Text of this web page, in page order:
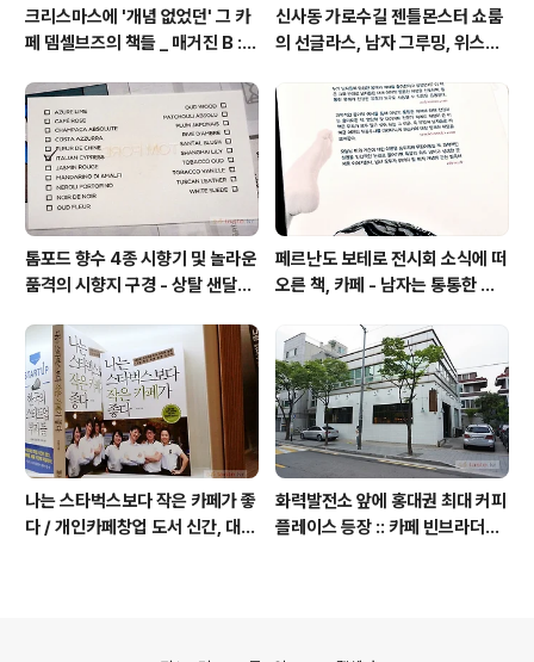
크리스마스에 '개념 없었던' 그 카
페 뎀셀브즈의 책들 _ 매거진 B :
커피
신사동 가로수길 젠틀몬스터 쇼룸
의 선글라스, 남자 그루밍, 위스키
톰포드 향수 4종 시향기 및 놀라운
품격의 시향지 구경 - 상탈 샌달우
노
페르난도 보테로 전시회 소식에 떠
오른 책, 카페 - 남자는 통통한 여
나는 스타벅스보다 작은 카페가 좋
다 / 개인카페창업 도서 신간, 대전
화력발전소 앞에 홍대권 최대 커피
플레이스 등장 :: 카페 빈브라더스